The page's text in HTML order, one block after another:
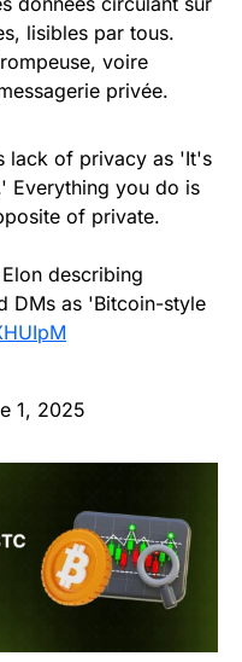
lisibles par tous.
voire
privée.
lack of privacy as 'It's
Everything you do is
of private.
describing
DMs as 'Bitcoin-style
1, 2025